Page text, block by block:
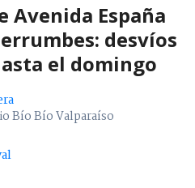
Avenida España
desvíos
el domingo
Bío Bío Valparaíso